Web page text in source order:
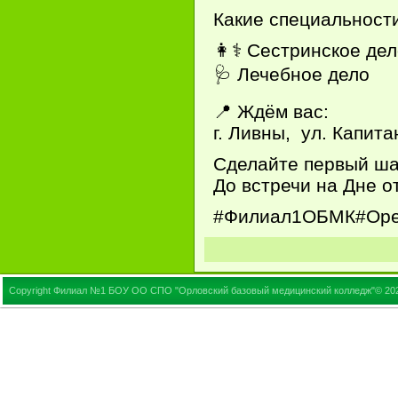
Какие
👩⚕ Сестринское
🩺 Лечебное дело
📍 Ждём вас:
г. Ливны, ул.
Сделайте первый
До встречи на Дне
Copyright Филиал №1 БОУ ОО СПО "Орловский базовый медицинский колледж"©